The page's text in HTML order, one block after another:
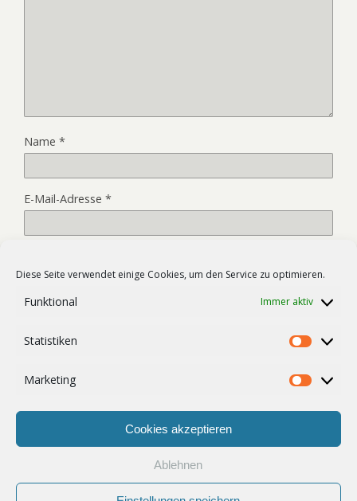
Diese Seite verwendet einige Cookies, um den Service zu optimieren.
Funktional Immer aktiv
Statistiken
Marketing
Cookies akzeptieren
Ablehnen
Name *
E-Mail-Adresse *
meinen nächsten Kommentar speichern.
Zum Seitenanfang